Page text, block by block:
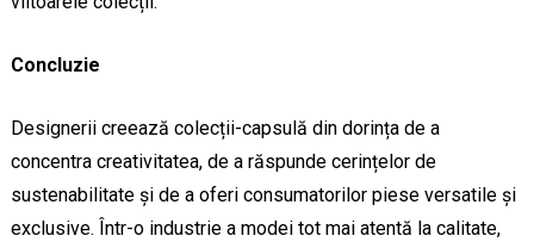
Concluzie
Designerii creează colecții-capsulă din dorința de a
concentra creativitatea, de a răspunde cerințelor de
sustenabilitate și de a oferi consumatorilor piese versatile și
exclusive. Într-o industrie a modei tot mai atentă la calitate,